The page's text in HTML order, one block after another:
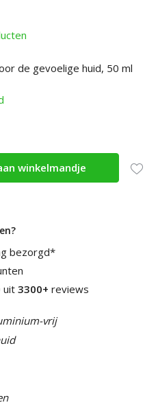
de gevoelige huid, 50 ml
winkelmandje
bezorgd*
uit 3300+ reviews
vrij